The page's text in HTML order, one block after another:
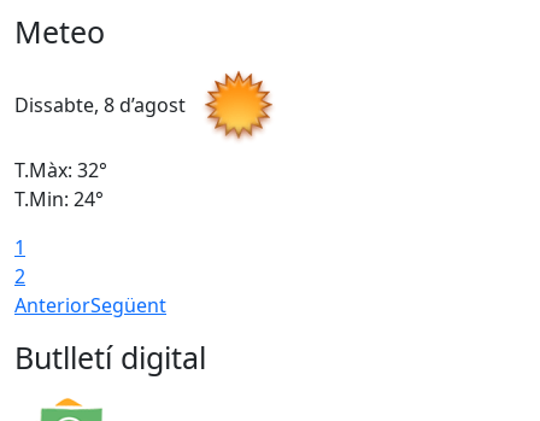
Meteo
Dissabte, 8 d’agost
T.Màx: 32°
T.Min: 24°
1
2
AnteriorSegüent
Butlletí digital